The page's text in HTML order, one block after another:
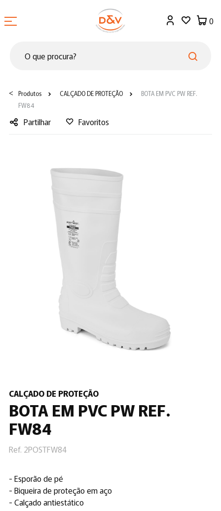
0
< Produtos CALÇADO DE PROTEÇÃO
BOTA EM PVC PW REF.
FW84
Partilhar
Favoritos
CALÇADO DE PROTEÇÃO
BOTA EM PVC PW REF.
FW84
Ref. 2POSTFW84
- Esporão de pé
- Biqueira de proteção em aço
- Calçado antiestático